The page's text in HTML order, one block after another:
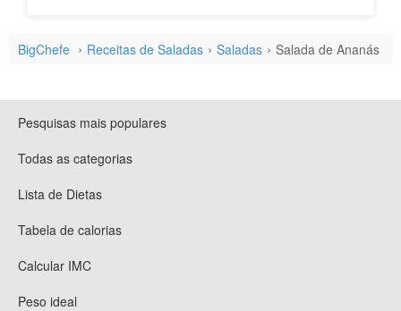
BigChefe Receitas de Saladas Saladas Salada de Ananás
Pesquisas mais populares
Todas as categorias
Lista de Dietas
Tabela de calorias
Calcular IMC
Peso ideal